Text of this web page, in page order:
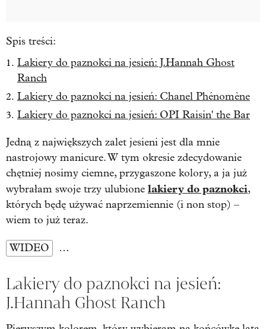
Spis treści:
Lakiery do paznokci na jesień: J.Hannah Ghost
Ranch
Lakiery do paznokci na jesień: Chanel Phénomène
Lakiery do paznokci na jesień: OPI Raisin' the Bar
Jedną z największych zalet jesieni jest dla mnie
nastrojowy manicure. W tym okresie zdecydowanie
chętniej nosimy ciemne, przygaszone kolory, a ja już
wybrałam swoje trzy ulubione lakiery do paznokci,
których będę używać naprzemiennie (i non stop) –
wiem to już teraz.
WIDEO …
Lakiery do paznokci na jesień:
J.Hannah Ghost Ranch